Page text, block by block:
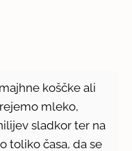
koščke ali
mleko,
sladkor ter na
toliko časa, da se